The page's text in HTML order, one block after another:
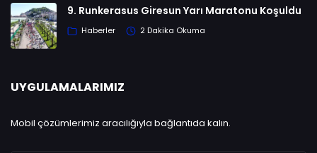
9. Runkerasus Giresun Yarı Maratonu Koşuldu
Haberler 2 Dakika Okuma
UYGULAMALARIMIZ
Mobil çözümlerimiz aracılığıyla bağlantıda kalın.